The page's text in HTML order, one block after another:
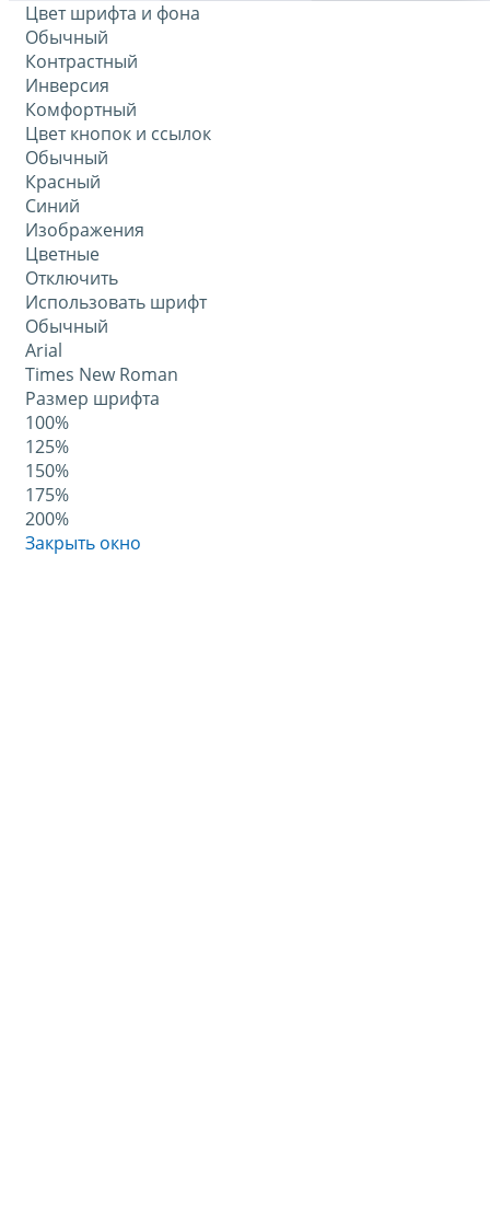
Цвет шрифта и фона
Обычный
Контрастный
Инверсия
Комфортный
Цвет кнопок и ссылок
Обычный
Красный
Синий
Изображения
Цветные
Отключить
Использовать шрифт
Обычный
Arial
Times New Roman
Размер шрифта
100%
125%
150%
175%
200%
Закрыть окно